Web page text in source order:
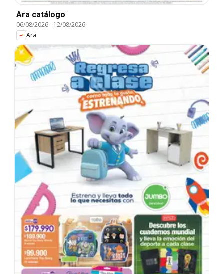
Ara catálogo
06/08/2026- 12/08/2026
Ara